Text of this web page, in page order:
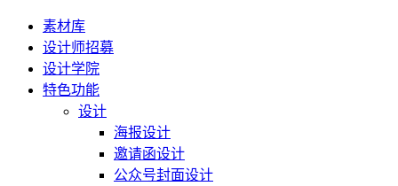
素材库
设计师招募
设计学院
特色功能
设计
海报设计
邀请函设计
公众号封面设计